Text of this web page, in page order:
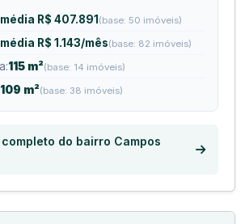
média R$ 407.891 (base: 50 imóveis)
média R$ 1.143/mês(base: 82 imóveis)
115 m²(base: 14 imóveis)
109 m²(base: 38 imóveis)
do bairro Campos